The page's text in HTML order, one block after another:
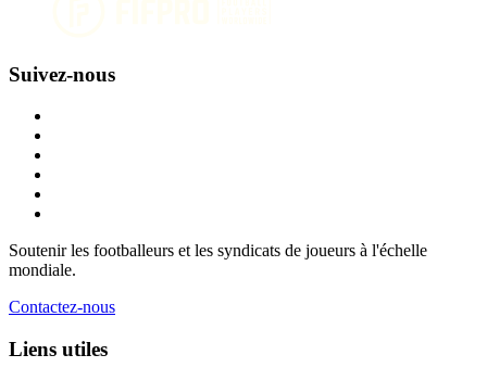
Suivez-nous
Soutenir les footballeurs et les syndicats de joueurs à l'échelle
mondiale.
Contactez-nous
Liens utiles